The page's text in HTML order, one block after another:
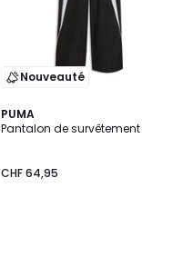
Nouveauté
PUMA
Pantalon de survêtement
CHF 64,95